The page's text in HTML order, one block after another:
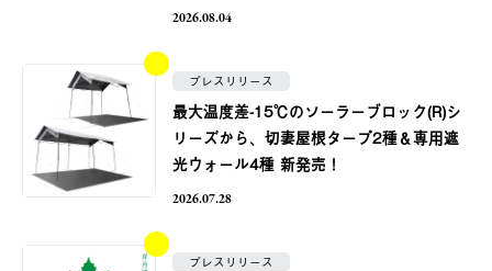
2026.08.04
プレスリリース
最大温度差-15℃のソーラーブロック(R)シ
リーズから、切妻屋根タープ2種＆専用遮
光ウォール4種 新発売！
2026.07.28
プレスリリース